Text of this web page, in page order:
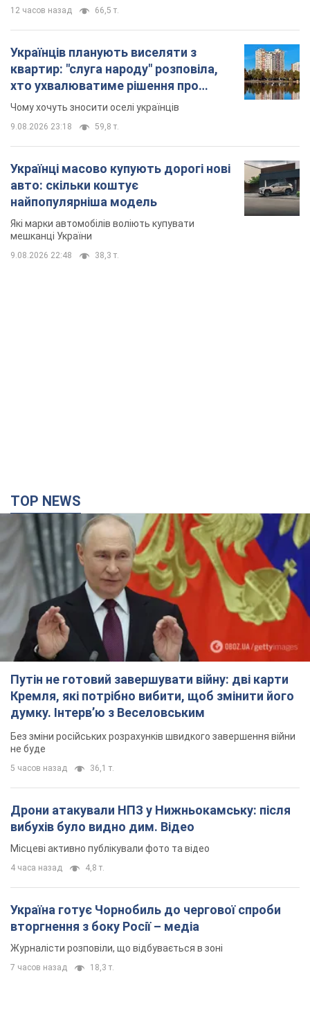
найпопулярніша модель
Які марки автомобілів воліють купувати
9.08.2026 22:48 38,3 т.
Кремля, які потрібно вибити, щоб змінити його
думку. Інтерв’ю з Веселовським
Без зміни російських розрахунків швидкого завершення війни
не буде
5 часов назад 36,1 т.
Дрони атакували НПЗ у Нижньокамську: після
вибухів було видно дим. Відео
Місцеві активно публікували фото та відео
4 часа назад
Україна готує Чорнобиль до чергової спроби
вторгнення з боку Росії – медіа
Журналісти розповіли, що відбувається в зоні
7 часов назад 18,3 т.